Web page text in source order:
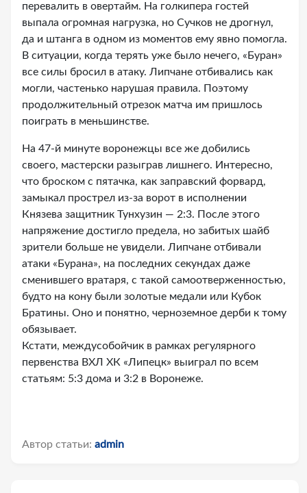
перевалить в овертайм. На голкипера гостей
выпала огромная нагрузка, но Сучков не дрогнул,
да и штанга в одном из моментов ему явно помогла.
В ситуации, когда терять уже было нечего, «Буран»
все силы бросил в атаку. Липчане отбивались как
могли, частенько нарушая правила. Поэтому
продолжительный отрезок матча им пришлось
поиграть в меньшинстве.
На 47-й минуте воронежцы все же добились
своего, мастерски разыграв лишнего. Интересно,
что броском с пятачка, как заправский форвард,
замыкал прострел из-за ворот в исполнении
Князева защитник Тунхузин — 2:3. После этого
напряжение достигло предела, но забитых шайб
зрители больше не увидели. Липчане отбивали
атаки «Бурана», на последних секундах даже
сменившего вратаря, с такой самоотверженностью,
будто на кону были золотые медали или Кубок
Братины. Оно и понятно, черноземное дерби к тому
обязывает.
Кстати, междусобойчик в рамках регулярного
первенства ВХЛ ХК «Липецк» выиграл по всем
статьям: 5:3 дома и 3:2 в Воронеже.
Автор статьи: admin